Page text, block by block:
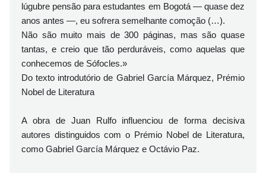
lúgubre pensão para estudantes em Bogotá — quase dez
anos antes —, eu sofrera semelhante comoção (…).
Não são muito mais de 300 páginas, mas são quase
tantas, e creio que tão perduráveis, como aquelas que
conhecemos de Sófocles.»
Do texto introdutório de Gabriel García Márquez, Prémio
Nobel de Literatura
A obra de Juan Rulfo influenciou de forma decisiva
autores distinguidos com o Prémio Nobel de Literatura,
como Gabriel García Márquez e Octávio Paz.